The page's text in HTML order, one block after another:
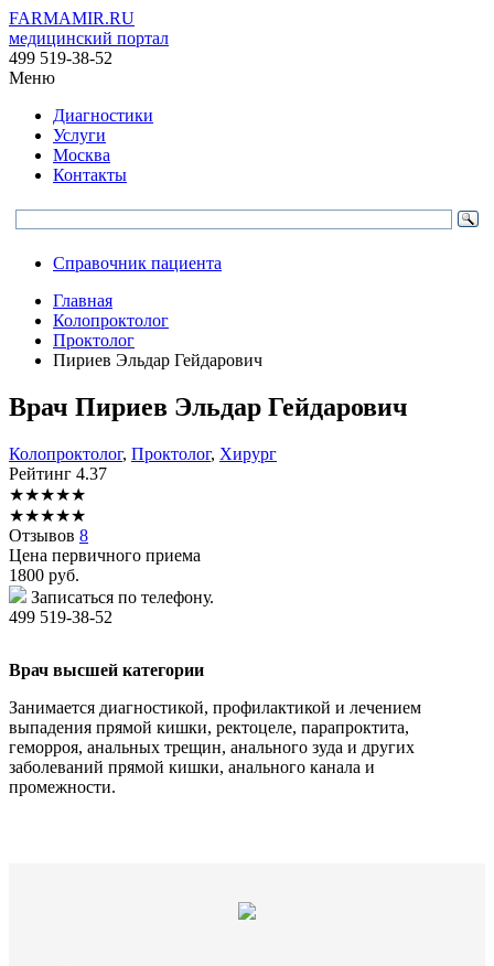
FARMAMIR.RU
медицинский портал
499 519-38-52
Меню
Диагностики
Услуги
Москва
Контакты
Справочник пациента
Главная
Колопроктолог
Проктолог
Пириев Эльдар Гейдарович
Врач Пириев Эльдар Гейдарович
Колопроктолог, Проктолог, Хирург
Рейтинг 4.37
★★★★★
★★★★★
Отзывов 8
Цена первичного приема
1800 руб.
Записаться по телефону.
499 519-38-52
Врач высшей категории
Занимается диагностикой, профилактикой и лечением
выпадения прямой кишки, ректоцеле, парапроктита,
геморроя, анальных трещин, анального зуда и других
заболеваний прямой кишки, анального канала и
промежности.